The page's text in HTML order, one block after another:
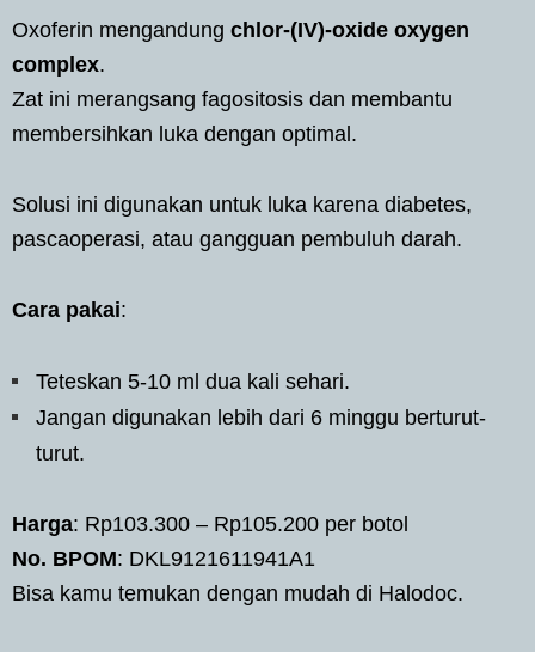
Oxoferin mengandung chlor-(IV)-oxide oxygen
complex.
Zat ini merangsang fagositosis dan membantu
membersihkan luka dengan optimal.
Solusi ini digunakan untuk luka karena diabetes,
pascaoperasi, atau gangguan pembuluh darah.
Cara pakai:
Teteskan 5-10 ml dua kali sehari.
Jangan digunakan lebih dari 6 minggu berturut-
turut.
Harga: Rp103.300 – Rp105.200 per botol
No. BPOM: DKL9121611941A1
Bisa kamu temukan dengan mudah di Halodoc.